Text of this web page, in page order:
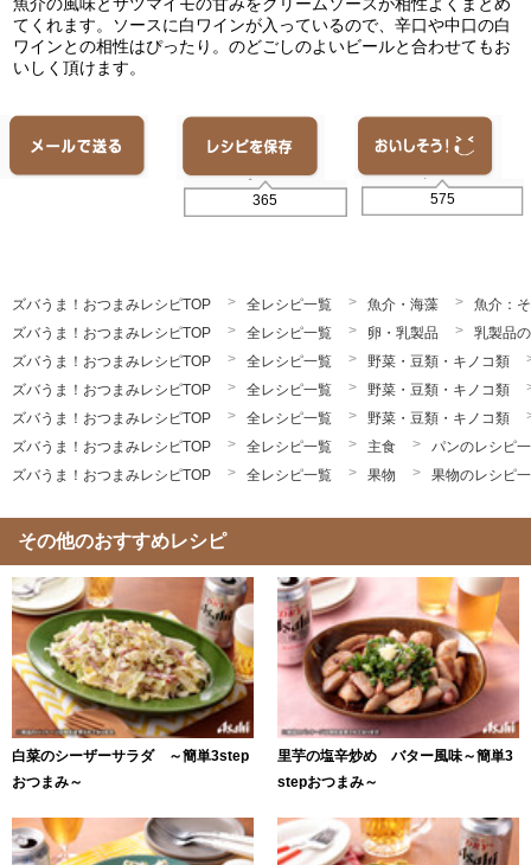
てくれます。ソースに白ワインが入っているので、辛口や中口の白
ワインとの相性はぴったり。のどごしのよいビールと合わせてもお
いしく頂けます。
365 575
ズバうま！おつまみレシピTOP 全レシピ一覧 魚介・海藻
魚介：
ズバうま！おつまみレシピTOP
全レシピ一覧 卵・乳製品
乳製品
ズバうま！おつまみレシピTOP
全レシピ一覧
野菜・豆類・キノコ類
ズバうま！おつまみレシピTOP
全レシピ一覧
野菜・豆類・キノコ類
ズバうま！おつまみレシピTOP
全レシピ一覧
野菜・豆類・キノコ類
ズバうま！おつまみレシピTOP
全レシピ一覧 主食
パンのレシピ
ズバうま！おつまみレシピTOP
全レシピ一覧 果物 果物のレシピ
その他のおすすめレシピ
白菜のシーザーサラダ ～簡単3step
おつまみ～
里芋の塩辛炒め バター風味～簡単3
stepおつまみ～